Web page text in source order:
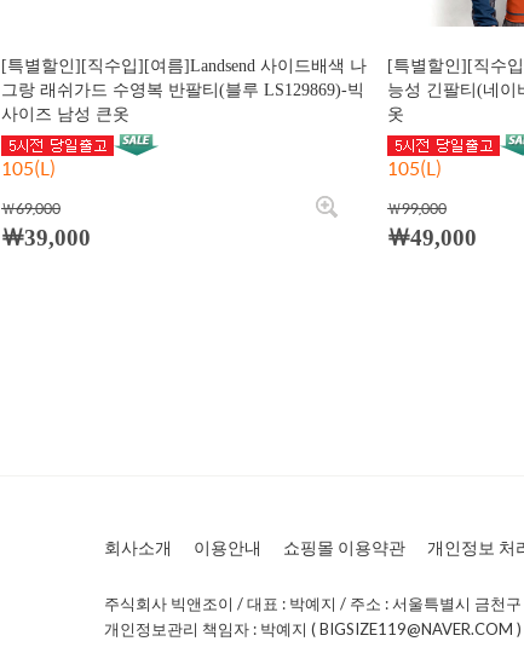
[특별할인][직수입][여름]Landsend 사이드배색 나
그랑 래쉬가드 수영복 반팔티(블루 LS129869)-빅
사이즈 남성 큰옷
105(L)
￦69,000
￦39,000
[특별할인][직수
능성 긴팔티(네이
옷
105(L)
￦99,000
￦49,000
회사소개 이용안내 쇼핑몰 이용약관 개인정보 처
주식회사 빅앤조이 / 대표 : 박예지 / 주소 : 서울특별시 금
개인정보관리 책임자 : 박예지 (